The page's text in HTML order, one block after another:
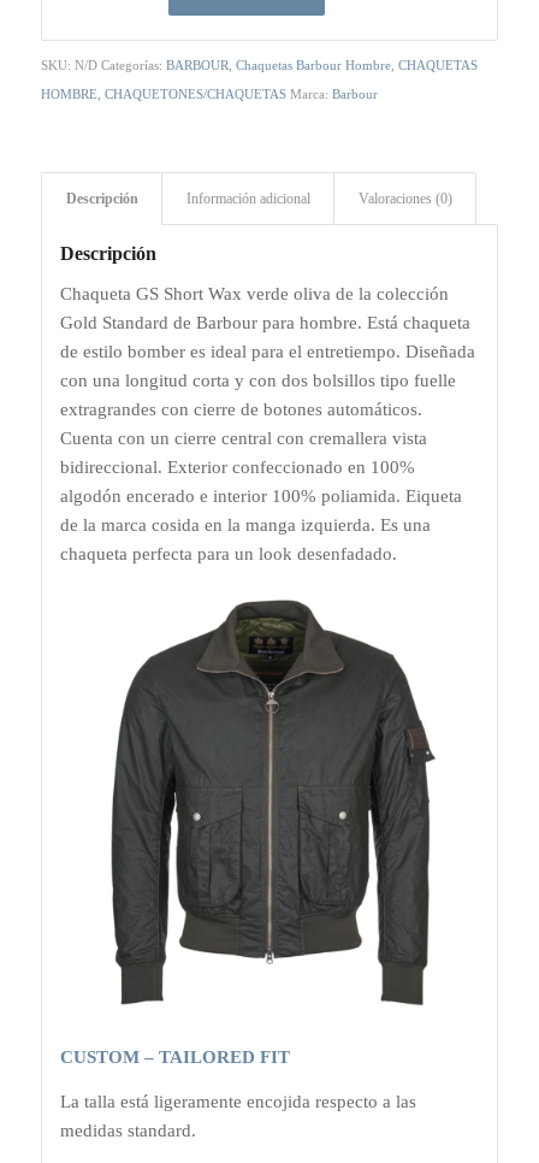
SKU: N/D Categorías: BARBOUR Chaquetas Barbour Hombre, CHAQUETAS
HOMBRE CHAQUETONES/CHAQUETAS Marca: Barbour
Descripción Información adicional Valoraciones (0)
Descripción
Chaqueta GS Short Wax verde oliva de la colección
Gold Standard de Barbour para hombre. Está chaqueta
de estilo bomber es ideal para el entretiempo. Diseñada
con una longitud corta y con dos bolsillos tipo fuelle
extragrandes con cierre de botones automáticos.
Cuenta con un cierre central con cremallera vista
bidireccional. Exterior confeccionado en 100%
algodón encerado e interior 100% poliamida. Eiqueta
de la marca cosida en la manga izquierda. Es una
chaqueta perfecta para un look desenfadado.
CUSTOM – TAILORED FIT
La talla está ligeramente encojida respecto a las
medidas standard.